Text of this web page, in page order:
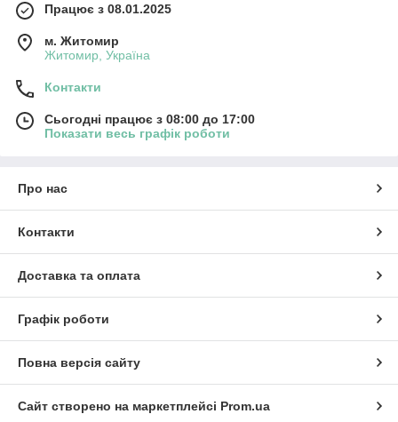
Працює з 08.01.2025
м. Житомир
Житомир, Україна
Контакти
Сьогодні працює з 08:00 до 17:00
Показати весь графік роботи
Про нас
Контакти
Доставка та оплата
Графік роботи
Повна версія сайту
Сайт створено на маркетплейсі Prom.ua